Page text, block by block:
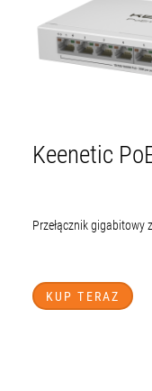
Keenetic
Przełącznik
KUP TERAZ